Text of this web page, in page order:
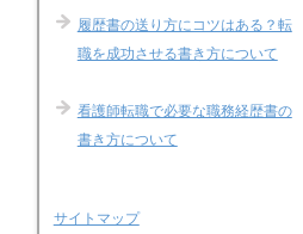
履歴書の送り方にコツはある？転
職を成功させる書き方について
看護師転職で必要な職務経歴書の
書き方について
サイトマップ